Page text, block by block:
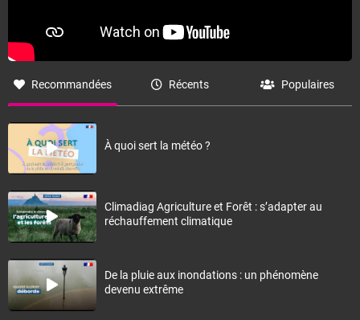
Recommandées Récents Populaires
À quoi sert la météo ?
Climadiag Agriculture et Forêt : s’adapter au
réchauffement climatique
De la pluie aux inondations : un phénomène
devenu extrême